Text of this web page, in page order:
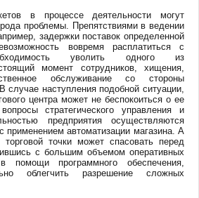
в процессе деятельности могут
рода проблемы. Препятствиями в ведении
задержки поставок определенной
вовремя расплатиться с
уволить одного из
момент сотрудников, хищения,
обслуживание со стороны
случае наступления подобной ситуации,
центра может не беспокоиться о ее
стратегического управления и
предприятия осуществляются
применением автоматизации магазина. А
точки может спасовать перед
с большим объемом оперативных
программного обеспечения,
облегчить разрешение сложных